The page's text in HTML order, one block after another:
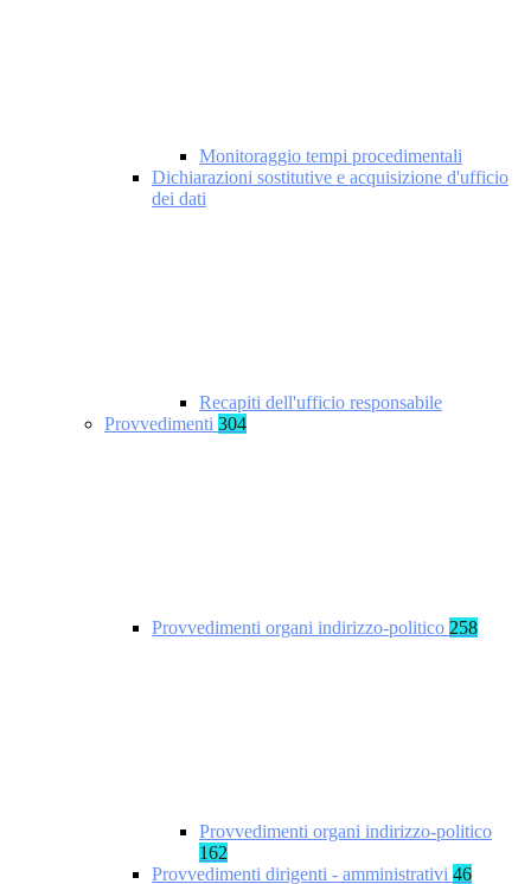
Monitoraggio tempi procedimentali
Dichiarazioni sostitutive e acquisizione d'ufficio
dei dati
Recapiti dell'ufficio responsabile
Provvedimenti 304
Provvedimenti organi indirizzo-politico 258
Provvedimenti organi indirizzo-politico
162
Provvedimenti dirigenti - amministrativi 46